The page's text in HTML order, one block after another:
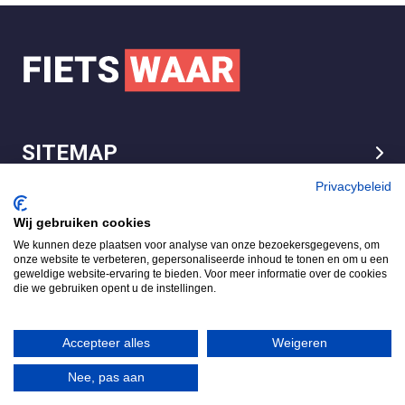
SITEMAP
LEGAL
FietsWaar.nl
4.7
Gebaseerd op 540 reviews
Review ons op
Privacybeleid
Wij gebruiken cookies
We kunnen deze plaatsen voor analyse van onze bezoekersgegevens, om
onze website te verbeteren, gepersonaliseerde inhoud te tonen en om u een
geweldige website-ervaring te bieden. Voor meer informatie over de cookies
die we gebruiken opent u de instellingen.
Accepteer alles Weigeren
Nee, pas aan